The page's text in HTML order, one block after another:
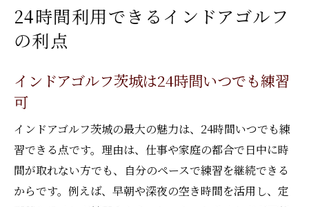
24時間利用できるインドアゴルフ
の利点
インドアゴルフ茨城は24時間いつでも練習
可
インドアゴルフ茨城の最大の魅力は、24時間いつでも練
習できる点です。理由は、仕事や家庭の都合で日中に時
間が取れない方でも、自分のペースで練習を継続できる
からです。例えば、早朝や深夜の空き時間を活用し、定